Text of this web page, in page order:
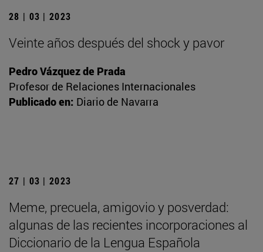
28 | 03 | 2023
Veinte años después del shock y pavor
Pedro Vázquez de Prada
Profesor de Relaciones Internacionales
Publicado en: Diario de Navarra
27 | 03 | 2023
Meme, precuela, amigovio y posverdad:
algunas de las recientes incorporaciones al
Diccionario de la Lengua Española